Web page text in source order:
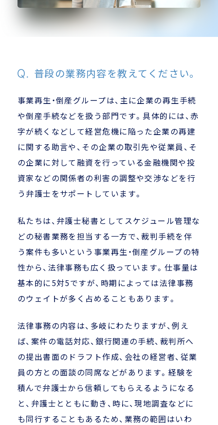
普段の業務内容を教えてください。
事業再生・倒産グループは、主に企業の再生手続
や倒産手続などを扱う部門です。具体的には、赤
字が続くなどして経営危機に陥った企業の再建
に関する助言や、その企業の取引先や従業員、そ
の企業に対して融資を行っている金融機関や投
資家などの関係者の利害の調整や交渉などを行
う弁護士をサポートしています。
私たちは、弁護士秘書としてスケジュール管理な
どの秘書業務を担当する一方で、裁判手続を伴
う案件も多いという事業再生・倒産グループの特
性から、法律事務も広く扱っています。仕事量は
基本的に5対5ですが、時期によっては法律事務
のウェイトが多く占めることもあります。
法律事務の内容は、多岐にわたりますが、例え
ば、案件の電話対応、銀行関連の手続、裁判所へ
の提出書面のドラフト作成、会社の経営者、従業
員の方との面談の同席などがあります。経験を
積んで弁護士から信頼してもらえるようになる
と、弁護士とともに動き、時に、現地調査などに
も同行することもあるため、業務の範囲はいわ